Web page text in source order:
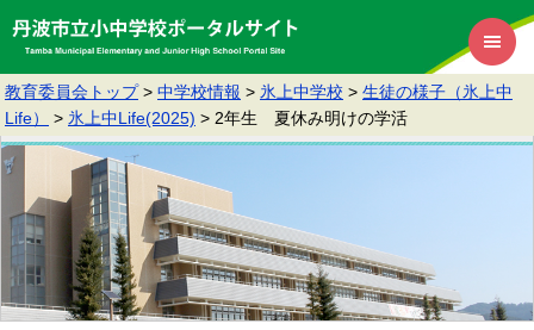
教育委員会トップ > 中学校情報 > 氷上中学校 > 生徒の様子（氷上中
Life）
> 氷上中Life(2025) > 2年生 夏休み明けの学活